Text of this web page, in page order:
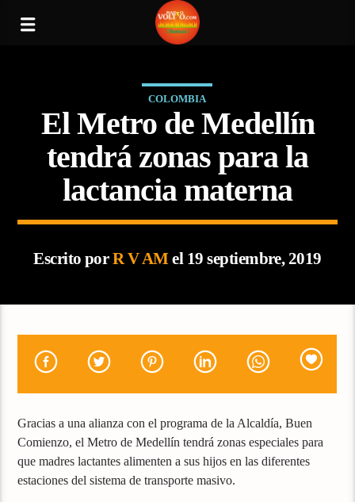
COLOMBIA
El Metro de Medellín
tendrá zonas para la
lactancia materna
Escrito porR V AMel 19 septiembre, 2019
Gracias a una alianza con el programa de la Alcaldía, Buen
Comienzo, el Metro de Medellín tendrá zonas especiales para
que madres lactantes alimenten a sus hijos en las diferentes
estaciones del sistema de transporte masivo.